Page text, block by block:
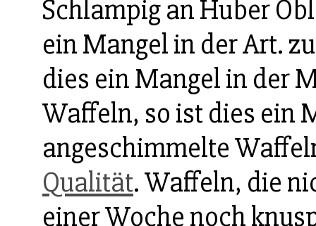
Schlampig an Huber
ein Mangel in der Art.
dies ein Mangel in der
Waffeln, so ist dies ein
angeschimmelte
Qualität. Waffeln, die
einer Woche noch